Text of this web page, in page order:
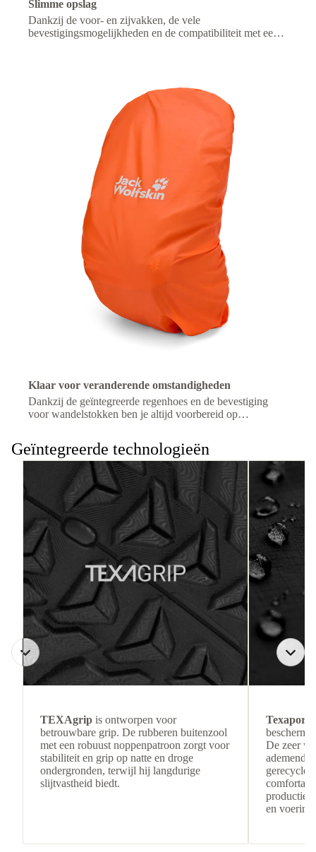
Slimme opslag
Dankzij de voor- en zijvakken, de vele
bevestigingsmogelijkheden en de compatibiliteit met een
Klaar voor veranderende omstandigheden
Dankzij de geïntegreerde regenhoes en de bevestiging
voor wandelstokken ben je altijd voorbereid op
Geïntegreerde technologieën
TEXAgrip is ontworpen voor
betrouwbare grip. De rubberen buitenzool
met een robuust noppenpatroon zorgt voor
stabiliteit en grip op natte en droge
ondergronden, terwijl hij langdurige
slijtvastheid biedt.
Texapore
De zeer
ademende
en voering